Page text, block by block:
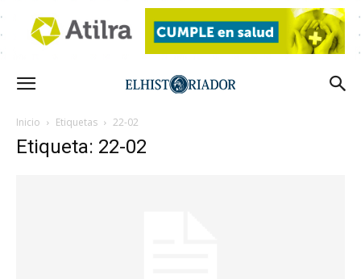
Inicio Etiquetas 22-02
Etiqueta: 22-02